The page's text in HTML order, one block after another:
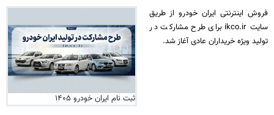
ثبت نام ایران خودرو ۱۴۰۵
فروش اینترنتی ایران خودرو از طریق
سایت ikco.ir برای طرح مشارکت در
تولید ویژه خریداران عادی آغاز شد.